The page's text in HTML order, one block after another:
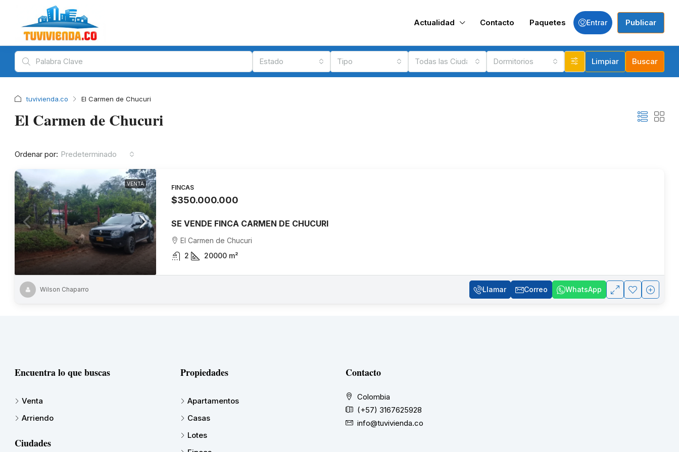
Actualidad Contacto Paquetes Entrar Publicar
Estado Tipo Todas las Ciudades Dormitorios Limpiar Buscar
tuvivienda.co El Carmen de Chucuri
El Carmen de Chucuri
Ordenar por: Predeterminado
VENTA FINCAS
$350.000.000
SE VENDE FINCA CARMEN DE CHUCURI
El Carmen de Chucuri
2
20000 m²
Wilson Chaparro Llamar Correo WhatsApp
Encuentra lo que buscas
Venta
Arriendo
Ciudades
Propiedades
Apartamentos
Casas
Lotes
Contacto
Colombia
(+57) 3167625928
info@tuvivienda.co